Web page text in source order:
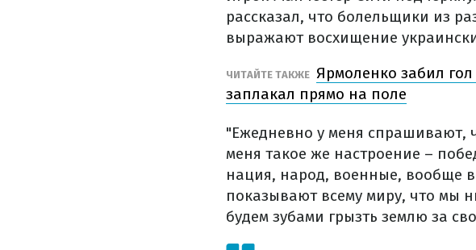
рассказал, что болельщики из
выражают восхищение
ЧИТАЙТЕ ТАКЖЕ Ярмоленко забил
заплакал прямо на поле
"Ежедневно у меня спрашивают,
меня такое же настроение –
нация, народ, военные, вообще
показывают всему миру, что мы
будем зубами грызть землю за